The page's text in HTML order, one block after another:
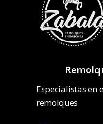
Especialistas en
remolques